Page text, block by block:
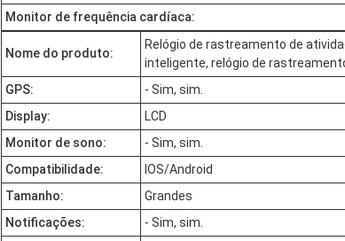
Monitor de frequência cardíaca:
Nome do produto:
Relógio de rastreamento de
inteligente, relógio de
GPS:
- Sim, sim.
Display:
LCD
Monitor de sono:
- Sim, sim.
Compatibilidade:
IOS/Android
Tamanho:
Grandes
Notificações:
- Sim, sim.